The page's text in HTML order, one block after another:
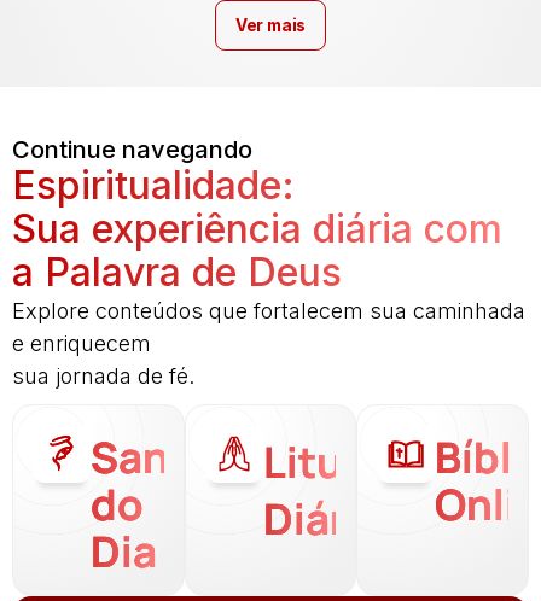
Ver mais
Continue navegando
Espiritualidade:
Sua experiência diária com
a Palavra de Deus
Explore conteúdos que fortalecem sua caminhada
e enriquecem
sua jornada de fé.
Santo
do
Dia
Liturgia
Diária